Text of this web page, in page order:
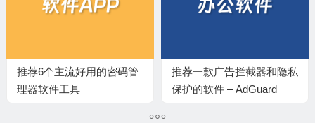
推荐6个主流好用的密码管
理器软件工具
推荐一款广告拦截器和隐私
保护的软件 – AdGuard